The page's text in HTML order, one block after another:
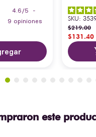
4.6 /5
-
9 opiniones SKU:
$219.00
$131.40
este